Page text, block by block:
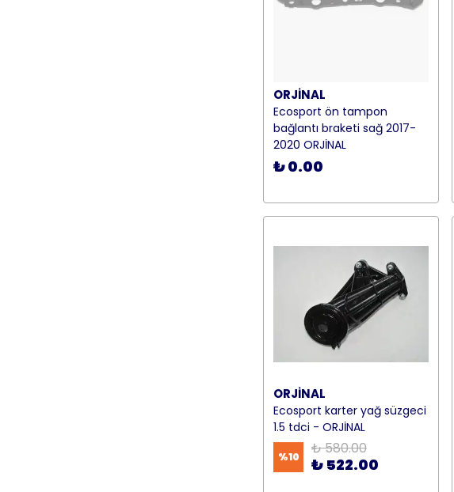
ORJİNAL
Ecosport ön tampon
bağlantı braketi sağ 2017-
2020 ORJİNAL
₺ 0.00
ORJİNAL
Ecosport karter yağ süzgeci
1.5 tdci - ORJİNAL
%10 ₺ 580.00
₺ 522.00